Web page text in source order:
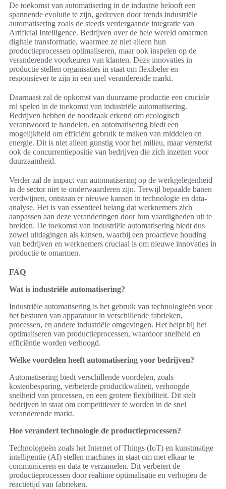
De toekomst van automatisering in de industrie belooft een
spannende evolutie te zijn, gedreven door trends industriële
automatisering zoals de steeds verdergaande integratie van
Artificial Intelligence. Bedrijven over de hele wereld omarmen
digitale transformatie, waarmee ze niet alleen hun
productieprocessen optimaliseren, maar ook inspelen op de
veranderende voorkeuren van klanten. Deze innovaties in
productie stellen organisaties in staat om flexibeler en
responsiever te zijn in een snel veranderende markt.
Daarnaast zal de opkomst van duurzame productie een cruciale
rol spelen in de toekomst van industriële automatisering.
Bedrijven hebben de noodzaak erkend om ecologisch
verantwoord te handelen, en automatisering biedt een
mogelijkheid om efficiënt gebruik te maken van middelen en
energie. Dit is niet alleen gunstig voor het milieu, maar versterkt
ook de concurrentiepositie van bedrijven die zich inzetten voor
duurzaamheid.
Verder zal de impact van automatisering op de werkgelegenheid
in de sector niet te onderwaarderen zijn. Terwijl bepaalde banen
verdwijnen, ontstaan er nieuwe kansen in technologie en data-
analyse. Het is van essentieel belang dat werknemers zich
aanpassen aan deze veranderingen door hun vaardigheden uit te
breiden. De toekomst van industriële automatisering biedt dus
zowel uitdagingen als kansen, waarbij een proactieve houding
van bedrijven en werknemers cruciaal is om nieuwe innovaties in
productie te omarmen.
FAQ
Wat is industriële automatisering?
Industriële automatisering is het gebruik van technologieën voor
het besturen van apparatuur in verschillende fabrieken,
processen, en andere industriële omgevingen. Het helpt bij het
optimaliseren van productieprocessen, waardoor snelheid en
efficiëntie worden verhoogd.
Welke voordelen heeft automatisering voor bedrijven?
Automatisering biedt verschillende voordelen, zoals
kostenbesparing, verbeterde productkwaliteit, verhoogde
snelheid van processen, en een grotere flexibiliteit. Dit stelt
bedrijven in staat om competitiever te worden in de snel
veranderende markt.
Hoe verandert technologie de productieprocessen?
Technologieën zoals het Internet of Things (IoT) en kunstmatige
intelligentie (AI) stellen machines in staat om met elkaar te
communiceren en data te verzamelen. Dit verbetert de
productieprocessen door realtime optimalisatie en verhogen de
reactietijd van fabrieken.